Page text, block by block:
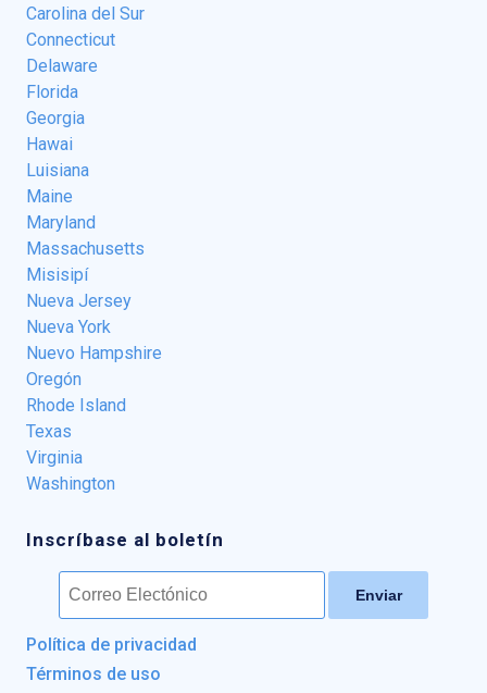
Carolina del Sur
Connecticut
Delaware
Florida
Georgia
Hawai
Luisiana
Maine
Maryland
Massachusetts
Misisipí
Nueva Jersey
Nueva York
Nuevo Hampshire
Oregón
Rhode Island
Texas
Virginia
Washington
Inscríbase al boletín
Enviar
Política de privacidad
Términos de uso